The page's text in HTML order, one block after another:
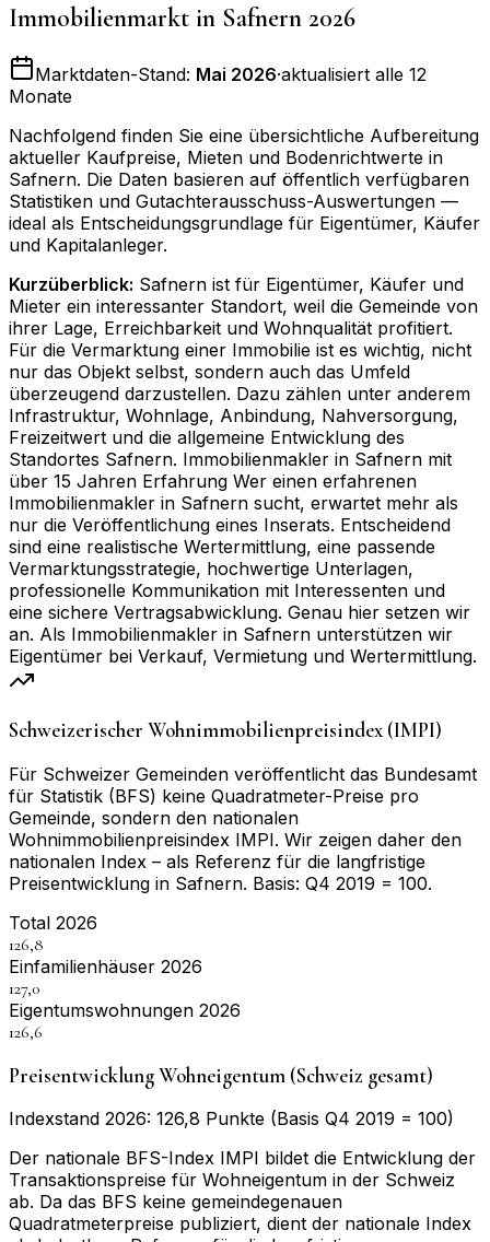
Immobilienmarkt in Safnern 2026
Marktdaten-Stand: Mai 2026·aktualisiert alle 12
Monate
Nachfolgend finden Sie eine übersichtliche Aufbereitung
aktueller Kaufpreise, Mieten und Bodenrichtwerte in
Safnern. Die Daten basieren auf öffentlich verfügbaren
Statistiken und Gutachterausschuss-Auswertungen —
ideal als Entscheidungsgrundlage für Eigentümer, Käufer
und Kapitalanleger.
Kurzüberblick: Safnern ist für Eigentümer, Käufer und
Mieter ein interessanter Standort, weil die Gemeinde von
ihrer Lage, Erreichbarkeit und Wohnqualität profitiert.
Für die Vermarktung einer Immobilie ist es wichtig, nicht
nur das Objekt selbst, sondern auch das Umfeld
überzeugend darzustellen. Dazu zählen unter anderem
Infrastruktur, Wohnlage, Anbindung, Nahversorgung,
Freizeitwert und die allgemeine Entwicklung des
Standortes Safnern. Immobilienmakler in Safnern mit
über 15 Jahren Erfahrung Wer einen erfahrenen
Immobilienmakler in Safnern sucht, erwartet mehr als
nur die Veröffentlichung eines Inserats. Entscheidend
sind eine realistische Wertermittlung, eine passende
Vermarktungsstrategie, hochwertige Unterlagen,
professionelle Kommunikation mit Interessenten und
eine sichere Vertragsabwicklung. Genau hier setzen wir
an. Als Immobilienmakler in Safnern unterstützen wir
Eigentümer bei Verkauf, Vermietung und Wertermittlung.
Schweizerischer Wohnimmobilienpreisindex (IMPI)
Für Schweizer Gemeinden veröffentlicht das Bundesamt
für Statistik (BFS) keine Quadratmeter-Preise pro
Gemeinde, sondern den nationalen
Wohnimmobilienpreisindex IMPI. Wir zeigen daher den
nationalen Index – als Referenz für die langfristige
Preisentwicklung in Safnern. Basis: Q4 2019 = 100.
Total 2026
126,8
Einfamilienhäuser 2026
127,0
Eigentumswohnungen 2026
126,6
Preisentwicklung Wohneigentum (Schweiz gesamt)
Indexstand 2026: 126,8 Punkte (Basis Q4 2019 = 100)
Der nationale BFS-Index IMPI bildet die Entwicklung der
Transaktionspreise für Wohneigentum in der Schweiz
ab. Da das BFS keine gemeindegenauen
Quadratmeterpreise publiziert, dient der nationale Index